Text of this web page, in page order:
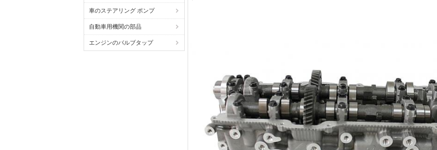
車のステアリング ポンプ
自動車用機関の部品
エンジンのバルブタップ